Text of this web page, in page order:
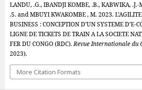
LANDU, .G., IBANDJI KOMBE, .B., KABWIKA,
.S. and MBUYI KWAKOMBE , M. 2023. L’AGILITE
BUSINESS : CONCEPTION D’UN SYSTEME D’E-
LIGNE DE TICKETS DE TRAIN A LA SOCIETE
FER DU CONGO (RDC).Revue Internationale du
2023).
More Citation Formats